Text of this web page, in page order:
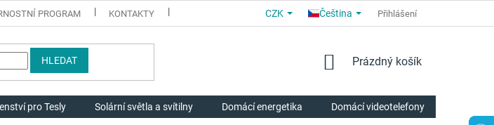
PROGRAM KONTAKTY OBCHODNÍ PODMÍNKY PRO PARTNERY O NÁS
CZK Čeština Přihlášení
HLEDAT
NÁKUPNÍ
Prázdný košík
pro Tesly Solární světla a svítilny Domácí energetika Domácí videotelefony